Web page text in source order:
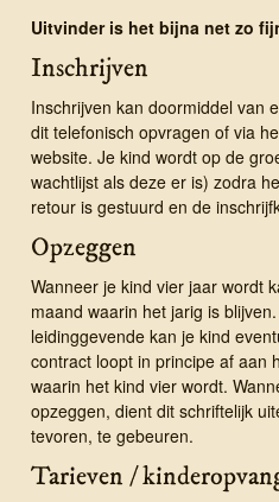
Uitvinder is het bijna net zo
Inschrijven
Inschrijven kan doormiddel van
dit telefonisch opvragen of via
website. Je kind wordt op de
wachtlijst als deze er is) zodra
retour is gestuurd en de
Opzeggen
Wanneer je kind vier jaar wordt
maand waarin het jarig is
leidinggevende kan je kind
contract loopt in principe af aan
waarin het kind vier wordt.
opzeggen, dient dit schriftelijk
tevoren, te gebeuren.
Tarieven /